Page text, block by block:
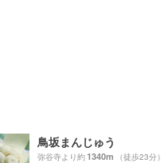
鳥坂まんじゅう
弥谷寺より約1340m （徒歩23分）